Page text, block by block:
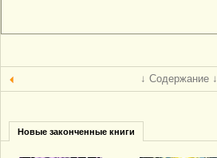
↓ Содержание ↓
Новые законченные книги